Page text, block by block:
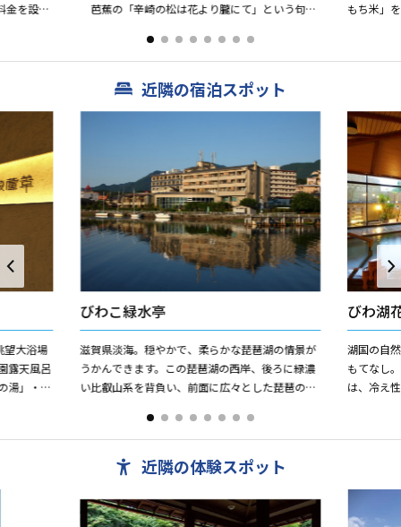
金を設定
芭蕉の「辛崎の松は花より朧にて」という句で
す。金沢の兼六園...
もち米」
近隣の宿泊スポット
望大浴場
露天風呂
湯」・
びわこ緑水亭
滋賀県淡海。穏やかで、柔らかな琵琶湖の情景が
うかんできます。この琵琶湖の西岸、後ろに緑濃
い比叡山系を背負い、前面に広々とした琵琶の湖
た設計コンセプト、寛ぎの...
びわ湖
湖国の自
もてなし
は、冷え
近隣の体験スポット